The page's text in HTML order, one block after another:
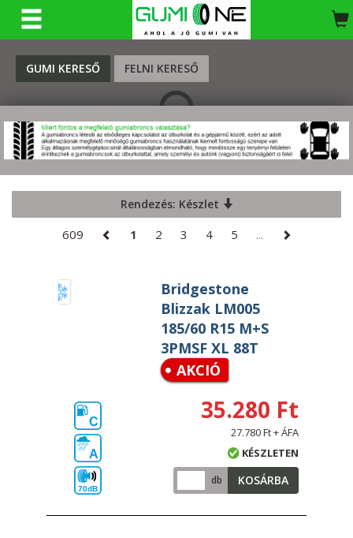
GUMI KERESŐ FELNI KERESŐ
KERESÉS
Rendezés: Készlet
609 1 2 3 4 5 ...
Bridgestone
Blizzak LM005
185/60 R15 M+S
3PMSF XL 88T
AKCIÓ
C
A
70dB
35.280 Ft
27.780 Ft + ÁFA
KÉSZLETEN
db KOSÁRBA